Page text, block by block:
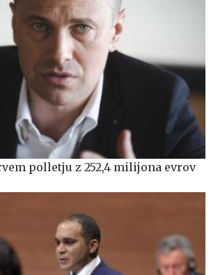
polletju z 252,4 milijona evrov